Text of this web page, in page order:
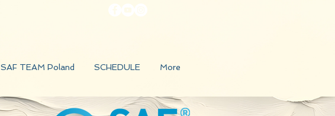
SAF TEAM Poland SCHEDULE More